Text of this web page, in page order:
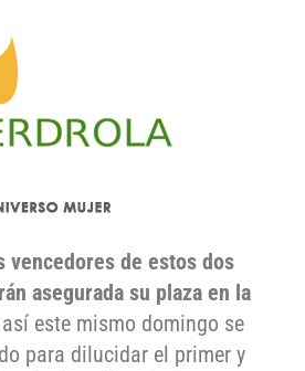
vencedores de estos dos
asegurada su plaza en la
este mismo domingo se
para dilucidar el primer y